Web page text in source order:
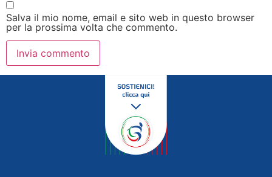
Salva il mio nome, email e sito web in questo browser
per la prossima volta che commento.